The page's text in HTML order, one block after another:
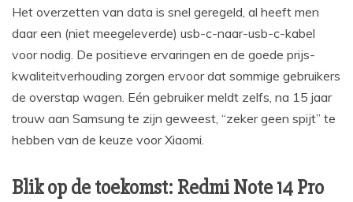
Het overzetten van data is snel geregeld, al heeft men
daar een (niet meegeleverde) usb-c-naar-usb-c-kabel
voor nodig. De positieve ervaringen en de goede prijs-
kwaliteitverhouding zorgen ervoor dat sommige gebruikers
de overstap wagen. Eén gebruiker meldt zelfs, na 15 jaar
trouw aan Samsung te zijn geweest, “zeker geen spijt” te
hebben van de keuze voor Xiaomi.
Blik op de toekomst: Redmi Note 14 Pro